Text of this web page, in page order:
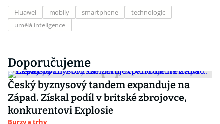
Huawei mobily smartphone
technologie
umělá inteligence
Doporučujeme
Český byznysový tandem expanduje na
Západ. Získal podíl v britské zbrojovce,
konkurentovi Explosie
Burzy a trhy